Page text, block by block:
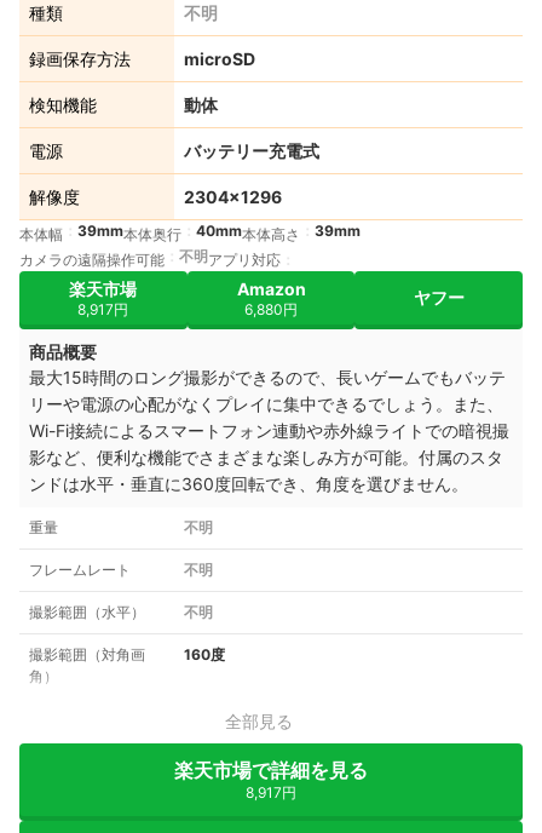
種類 不明
録画保存方法 microSD
検知機能 動体
電源 バッテリー充電式
解像度 2304×1296
本体幅 39mm本体奥行 40mm本体高さ
39mm
カメラの遠隔操作可能
不明アプリ対応
楽天市場
8,917円
Amazon
6,880円
ヤフー
商品概要
最大15時間のロング撮影ができるので、長いゲームでもバッテ
リーや電源の心配がなくプレイに集中できるでしょう。また、
Wi-Fi接続によるスマートフォン連動や赤外線ライトでの暗視撮
影など、便利な機能でさまざまな楽しみ方が可能。付属のスタ
ンドは水平・垂直に360度回転でき、角度を選びません。
重量 不明
フレームレート 不明
撮影範囲（水平） 不明
撮影範囲（対角画
角）
160度
全部見る
楽天市場で詳細を見る
8,917円